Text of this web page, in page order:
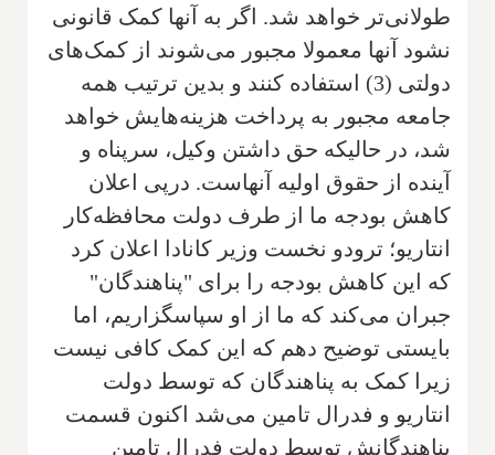
طولانی‌تر خواهد شد. اگر به آنها کمک قانونی
نشود آنها معمولا مجبور می‌شوند از کمک‌های
دولتی (3) استفاده کنند و بدین ترتیب همه
جامعه مجبور به پرداخت هزینه‌هایش خواهد
شد، در حالیکه حق داشتن وکیل، سرپناه و
آینده از حقوق اولیه آنهاست. درپی اعلان
کاهش بودجه ما از طرف دولت محافظه‌کار
انتاریو؛ ترودو نخست وزیر کانادا اعلان کرد
که این کاهش بودجه را برای "پناهندگان"
جبران می‌کند که ما از او سپاسگزاریم، اما
بایستی توضیح دهم که این کمک کافی نیست
زیرا کمک به پناهندگان که توسط دولت
انتاریو و فدرال تامین می‌شد اکنون قسمت
پناهندگانش توسط دولت فدرال تامین